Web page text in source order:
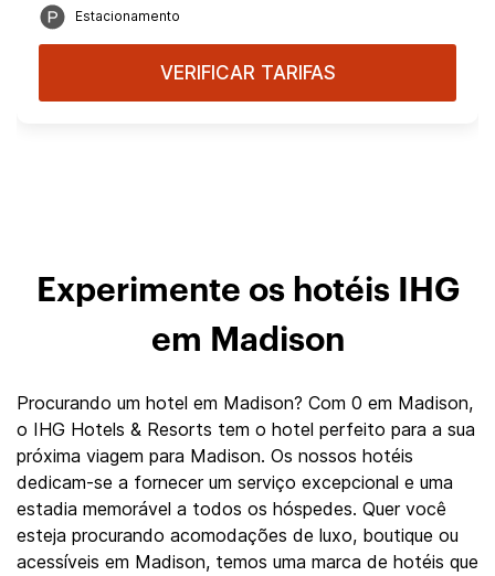
Estacionamento
VERIFICAR TARIFAS
Experimente os hotéis IHG
em Madison
Procurando um hotel em Madison? Com 0 em Madison,
o IHG Hotels & Resorts tem o hotel perfeito para a sua
próxima viagem para Madison. Os nossos hotéis
dedicam-se a fornecer um serviço excepcional e uma
estadia memorável a todos os hóspedes. Quer você
esteja procurando acomodações de luxo, boutique ou
acessíveis em Madison, temos uma marca de hotéis que